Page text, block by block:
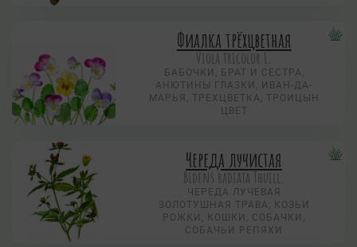
Фиалка трёхцветная
Viola tricolor L.
БАБОЧКИ, БРАТ И СЕСТРА,
АНЮТИНЫ ГЛАЗКИ, ИВАН-ДА-
МАРЬЯ, ТРЕХЦВЕТКА, ТРОИЦЫН
ЦВЕТ
Череда лучистая
Bidens radiata Thuill.
ЧЕРЕДА ЛУЧЕВАЯ
ЗОЛОТУШНАЯ ТРАВА, КОЗЬИ
РОЖКИ, КОШКИ, СОБАЧКИ,
СОБАЧЬИ РЕПЯХИ